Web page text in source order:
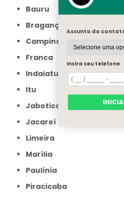
Bauru
Bragança Paulista
Campinas
Franca
Indaiatuba
Itu
Jaboticabal
Jacareí
Limeira
Marília
Paulínia
Piracicaba
Assunto do
Insira seu telefone